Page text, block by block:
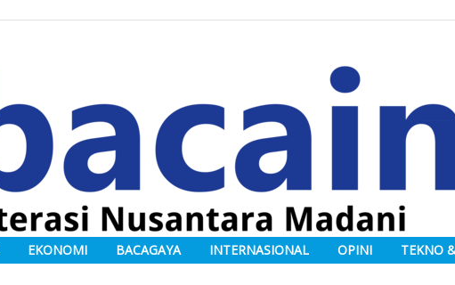
EKONOMI BACAGAYA INTERNASIONAL OPINI TEKNO